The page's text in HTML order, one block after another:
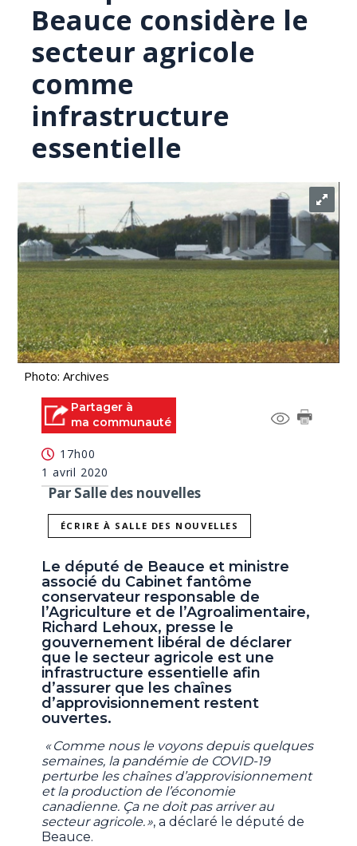
Beauce considère le
secteur agricole
comme
infrastructure
essentielle
Photo: Archives
Partager à
ma communauté
17h00
1 avril 2020
Par Salle des nouvelles
ÉCRIRE À SALLE DES NOUVELLES
Le député de Beauce et ministre
associé du Cabinet fantôme
conservateur responsable de
l’Agriculture et de l’Agroalimentaire,
Richard Lehoux, presse le
gouvernement libéral de déclarer
que le secteur agricole est une
infrastructure essentielle afin
d’assurer que les chaînes
d’approvisionnement restent
ouvertes.
« Comme nous le voyons depuis quelques
semaines, la pandémie de COVID-19
perturbe les chaînes d’approvisionnement
et la production de l’économie
canadienne. Ça ne doit pas arriver au
secteur agricole. », a déclaré le député de
Beauce.